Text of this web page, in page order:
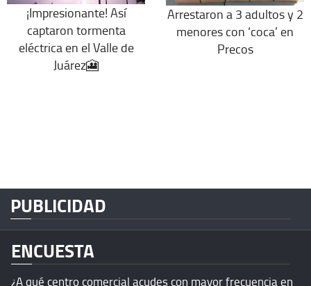
¡Impresionante! Así
captaron tormenta
eléctrica en el Valle de
Juárez🎦
Arrestaron a 3 adultos y 2
menores con ‘coca’ en
Precos
PUBLICIDAD
ENCUESTA
¿A qué centro comercial acudes con mayor frecuencia en